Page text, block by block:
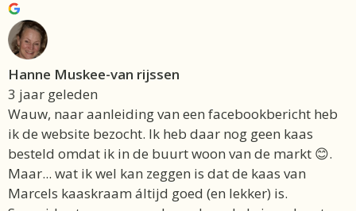
Hanne Muskee-van rijssen
3 jaar geleden
Wauw, naar aanleiding van een facebookbericht heb
ik de website bezocht. Ik heb daar nog geen kaas
besteld omdat ik in de buurt woon van de markt 😊.
Maar... wat ik wel kan zeggen is dat de kaas van
Marcels kaaskraam áltijd goed (en lekker) is.